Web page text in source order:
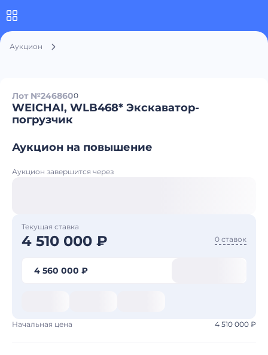
Аукцион
Лот №2468600
WEICHAI, WLB468* Экскаватор-
погрузчик
Аукцион на повышение
Аукцион завершится через
Текущая ставка
4 510 000 ₽ 0 ставок
4 560 000 ₽
Начальная цена 4 510 000 ₽